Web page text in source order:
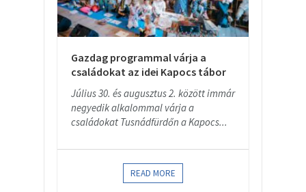
Gazdag programmal várja a
családokat az idei Kapocs tábor
Július 30. és augusztus 2. között immár
negyedik alkalommal várja a
családokat Tusnádfürdőn a Kapocs...
READ MORE